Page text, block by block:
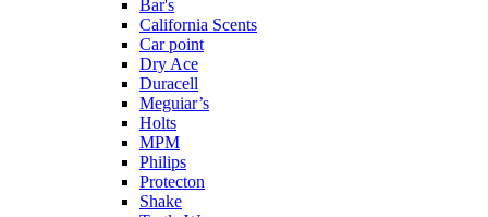
Bar's
California Scents
Car point
Dry Ace
Duracell
Meguiar’s
Holts
MPM
Philips
Protecton
Shake